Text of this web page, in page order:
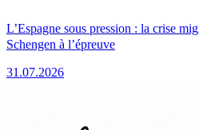
L’Espagne sous pression : la crise
Schengen à l’épreuve
31.07.2026